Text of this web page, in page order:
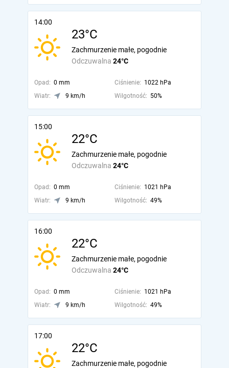
14:00
23°C
Odczuwalna 24°C
Zachmurzenie małe, pogodnie
Opad: 0 mm Ciśnienie: 1022 hPa
Wiatr:
9 km/h Wilgotność: 50%
15:00
22°C
Odczuwalna 24°C
Zachmurzenie małe, pogodnie
Opad: 0 mm Ciśnienie: 1021 hPa
Wiatr:
9 km/h Wilgotność: 49%
16:00
22°C
Odczuwalna 24°C
Zachmurzenie małe, pogodnie
Opad: 0 mm Ciśnienie: 1021 hPa
Wiatr:
9 km/h Wilgotność: 49%
17:00
22°C
Zachmurzenie małe, pogodnie